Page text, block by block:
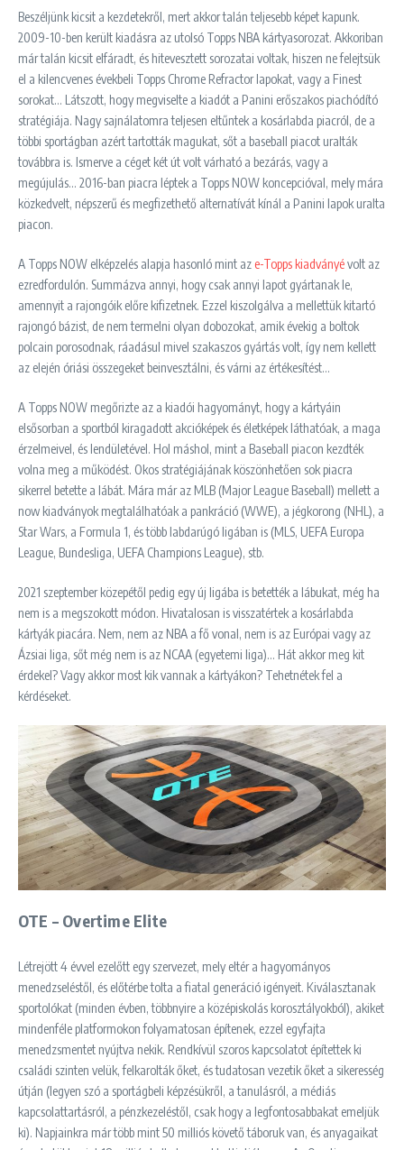
Beszéljünk kicsit a kezdetekről, mert akkor talán teljesebb képet kapunk.
2009-10-ben került kiadásra az utolsó Topps NBA kártyasorozat. Akkoriban
már talán kicsit elfáradt, és hitevesztett sorozatai voltak, hiszen ne felejtsük
el a kilencvenes évekbeli Topps Chrome Refractor lapokat, vagy a Finest
sorokat… Látszott, hogy megviselte a kiadót a Panini erőszakos piachódító
stratégiája. Nagy sajnálatomra teljesen eltűntek a kosárlabda piacról, de a
többi sportágban azért tartották magukat, sőt a baseball piacot uralták
továbbra is. Ismerve a céget két út volt várható a bezárás, vagy a
megújulás… 2016-ban piacra léptek a Topps NOW koncepcióval, mely mára
közkedvelt, népszerű és megfizethető alternatívát kínál a Panini lapok uralta
piacon.
A Topps NOW elképzelés alapja hasonló mint az e-Topps kiadványévolt az
ezredfordulón. Summázva annyi, hogy csak annyi lapot gyártanak le,
amennyit a rajongóik előre kifizetnek. Ezzel kiszolgálva a mellettük kitartó
rajongó bázist, de nem termelni olyan dobozokat, amik évekig a boltok
polcain porosodnak, ráadásul mivel szakaszos gyártás volt, így nem kellett
az elején óriási összegeket beinvesztálni, és várni az értékesítést…
A Topps NOW megőrizte az a kiadói hagyományt, hogy a kártyáin
elsősorban a sportból kiragadott akcióképek és életképek láthatóak, a maga
érzelmeivel, és lendületével. Hol máshol, mint a Baseball piacon kezdték
volna meg a működést. Okos stratégiájának köszönhetően sok piacra
sikerrel betette a lábát. Mára már az MLB (Major League Baseball) mellett a
now kiadványok megtalálhatóak a pankráció (WWE), a jégkorong (NHL), a
Star Wars, a Formula 1, és több labdarúgó ligában is (MLS, UEFA Europa
League, Bundesliga, UEFA Champions League), stb.
2021 szeptember közepétől pedig egy új ligába is betették a lábukat, még ha
nem is a megszokott módon. Hivatalosan is visszatértek a kosárlabda
kártyák piacára. Nem, nem az NBA a fő vonal, nem is az Európai vagy az
Ázsiai liga, sőt még nem is az NCAA (egyetemi liga)… Hát akkor meg kit
érdekel? Vagy akkor most kik vannak a kártyákon? Tehetnétek fel a
kérdéseket.
OTE – Overtime Elite
Létrejött 4 évvel ezelőtt egy szervezet, mely eltér a hagyományos
menedzseléstől, és előtérbe tolta a fiatal generáció igényeit. Kiválasztanak
sportolókat (minden évben, többnyire a középiskolás korosztályokból), akiket
mindenféle platformokon folyamatosan építenek, ezzel egyfajta
menedzsmentet nyújtva nekik. Rendkívül szoros kapcsolatot építettek ki
családi szinten velük, felkarolták őket, és tudatosan vezetik őket a sikeresség
útján (legyen szó a sportágbeli képzésükről, a tanulásról, a médiás
kapcsolattartásról, a pénzkezeléstől, csak hogy a legfontosabbakat emeljük
ki). Napjainkra már több mint 50 milliós követő táboruk van, és anyagaikat